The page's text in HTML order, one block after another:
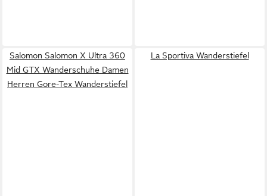
Salomon Salomon X Ultra 360
Mid GTX Wanderschuhe Damen
Herren Gore-Tex Wanderstiefel
La Sportiva Wanderstiefel